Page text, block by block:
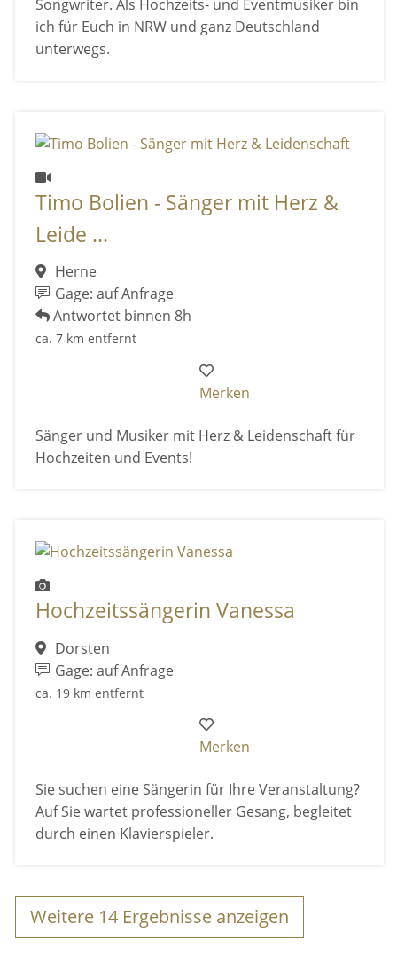
Songwriter. Als Hochzeits- und Eventmusiker bin
ich für Euch in NRW und ganz Deutschland
unterwegs.
Timo Bolien - Sänger mit Herz &
Leide ...
Herne
Gage: auf Anfrage
Antwortet binnen 8h
ca. 7 km entfernt
Merken
Sänger und Musiker mit Herz & Leidenschaft für
Hochzeiten und Events!
Hochzeitssängerin Vanessa
Dorsten
Gage: auf Anfrage
ca. 19 km entfernt
Merken
Sie suchen eine Sängerin für Ihre Veranstaltung?
Auf Sie wartet professioneller Gesang, begleitet
durch einen Klavierspieler.
Weitere 14 Ergebnisse anzeigen